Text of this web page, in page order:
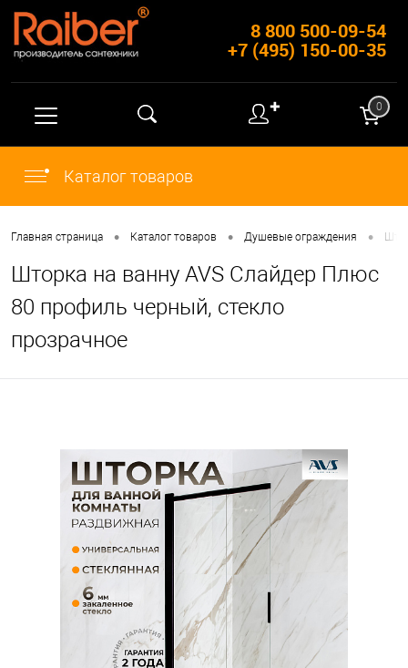
8 800 500-09-54
+7 (495) 150-00-35
✚ 0
Каталог товаров
Главная страница • Каталог товаров • Душевые ограждения •
Шторка на ванну AVS Слайдер Плюс
80 профиль черный, стекло
прозрачное